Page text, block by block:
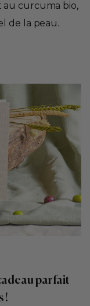
curcuma bio,
de la peau.
parfait
!